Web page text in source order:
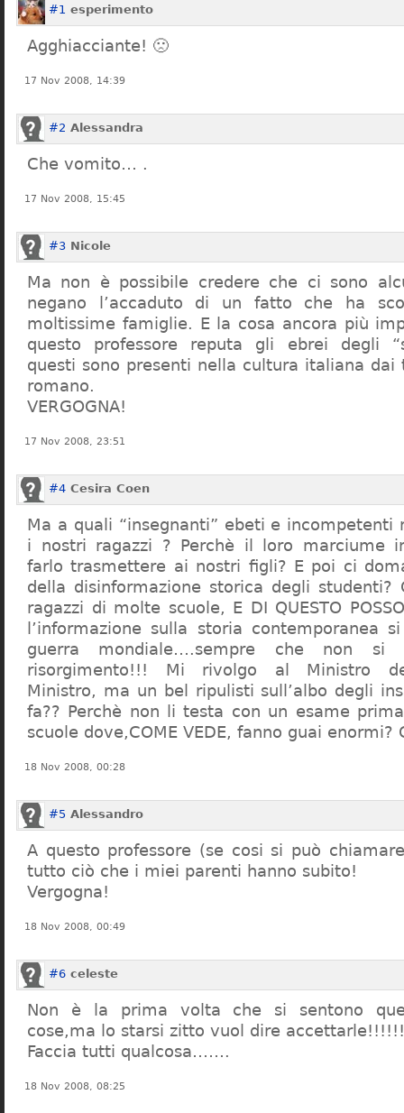
#1 esperimento
Agghiacciante! 🙁
17 Nov 2008, 14:39
#2 Alessandra
Che vomito… .
17 Nov 2008, 15:45
#3 Nicole
Ma non è possibile credere che ci sono
negano l’accaduto di un fatto che ha
moltissime famiglie. E la cosa ancora più
questo professore reputa gli ebrei degli
questi sono presenti nella cultura italiana dai
romano.
VERGOGNA!
17 Nov 2008, 23:51
#4 Cesira Coen
Ma a quali “insegnanti” ebeti e
i nostri ragazzi ? Perchè il loro marciume
farlo trasmettere ai nostri figli? E poi ci
della disinformazione storica degli
ragazzi di molte scuole, E DI QUESTO POSSO
l’informazione sulla storia contemporanea
guerra mondiale….sempre che non
risorgimento!!! Mi rivolgo al Ministro
Ministro, ma un bel ripulisti sull’albo degli
fa?? Perchè non li testa con un esame
scuole dove,COME VEDE, fanno guai enormi?
18 Nov 2008, 00:28
#5 Alessandro
A questo professore (se cosi si può
tutto ciò che i miei parenti hanno subito!
Vergogna!
18 Nov 2008, 00:49
#6 celeste
Non è la prima volta che si sentono
cose,ma lo starsi zitto vuol dire accettarle!!!!!!
Faccia tutti qualcosa…….
18 Nov 2008, 08:25